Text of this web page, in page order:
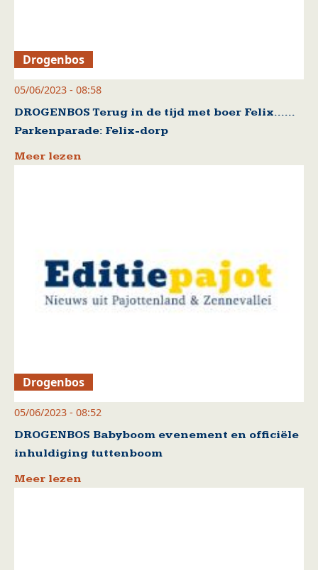
Drogenbos
05/06/2023 - 08:58
DROGENBOS Terug in de tijd met boer Felix……
Parkenparade: Felix-dorp
Meer lezen
Drogenbos
05/06/2023 - 08:52
DROGENBOS Babyboom evenement en officiële
inhuldiging tuttenboom
Meer lezen